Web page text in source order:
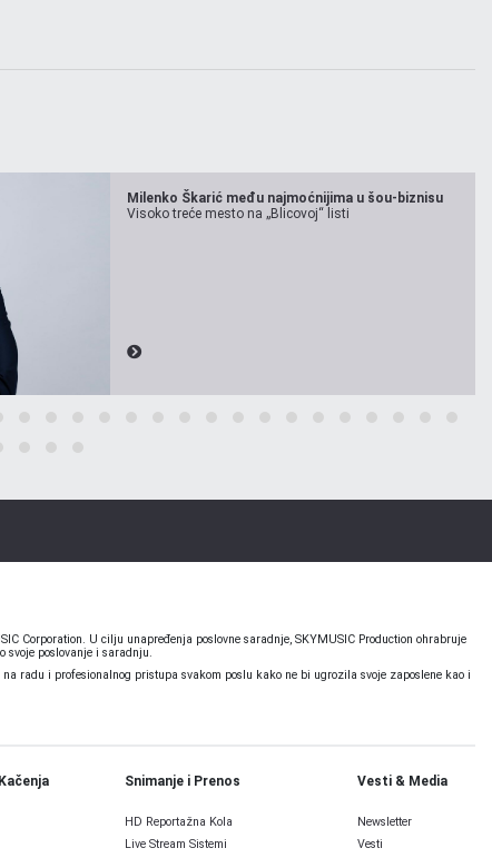
Milenko Škarić među najmoćnijima u šou-biznisu
Visoko treće mesto na „Blicovoj“ listi
Corporation. U cilju unapređenja poslovne saradnje, SKYMUSIC Production ohrabruje
svoje poslovanje i saradnju.
radu i profesionalnog pristupa svakom poslu kako ne bi ugrozila svoje zaposlene kao i
Snimanje i Prenos
HD Reportažna Kola
Live Stream Sistemi
Vesti & Media
Newsletter
Vesti